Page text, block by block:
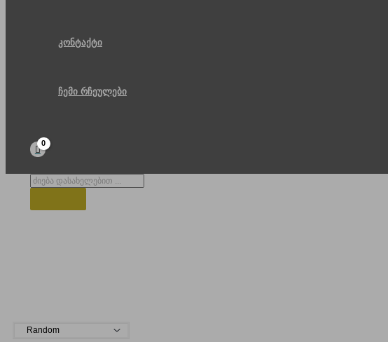
კონტაქტი
ჩემი რჩეულები
Products